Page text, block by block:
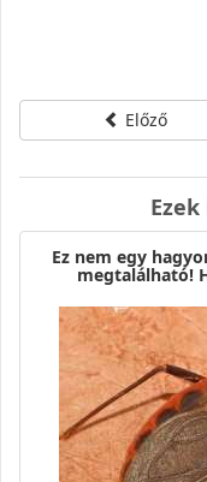
Előző
Ez nem egy
megtalálható!